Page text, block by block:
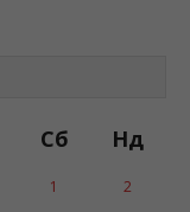
Сб Нд
1 2